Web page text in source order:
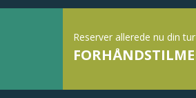
Reserver allerede nu din tur